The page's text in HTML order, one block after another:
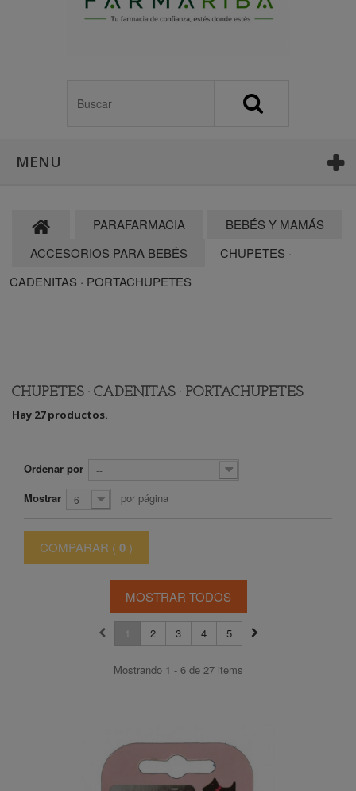
MENU
PARAFARMACIA
BEBÉS Y MAMÁS
ACCESORIOS PARA BEBÉS
CHUPETES ·
CADENITAS · PORTACHUPETES
CHUPETES · CADENITAS · PORTACHUPETES
Hay 27 productos.
Ordenar por --
Mostrar 6 por página
COMPARAR ( 0 )
MOSTRAR TODOS
1 2 3 4 5
Mostrando 1 - 6 de 27 items